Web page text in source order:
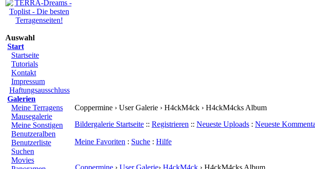
Auswahl
Start
Startseite
Tutorials
Kontakt
Impressum
Haftungsausschluss
Galerien
Meine Terragens
Mausegalerie
Meine Sonstigen
Benutzeralben
Benutzerliste
Suchen
Movies
Coppermine › User Galerie › H4ckM4ck › H4ckM4cks Album
Bildergalerie Startseite :: Registrieren :: Neueste Uploads : Neueste
Meine Favoriten : Suche : Hilfe
Coppermine › User Galerie› H4ckM4ck › H4ckM4cks Album